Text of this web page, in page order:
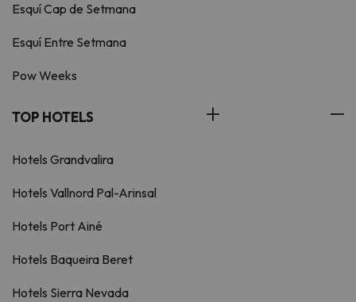
Esquí Cap de Setmana
Esquí Entre Setmana
Pow Weeks
TOP HOTELS
Hotels Grandvalira
Hotels Vallnord Pal-Arinsal
Hotels Port Ainé
Hotels Baqueira Beret
Hotels Sierra Nevada